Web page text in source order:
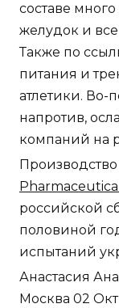
составе
желудок и
Также по
питания и
атлетики. Во-
напротив,
компаний на
российской
половиной
испытаний
Анастасия
Москва 02 Окт